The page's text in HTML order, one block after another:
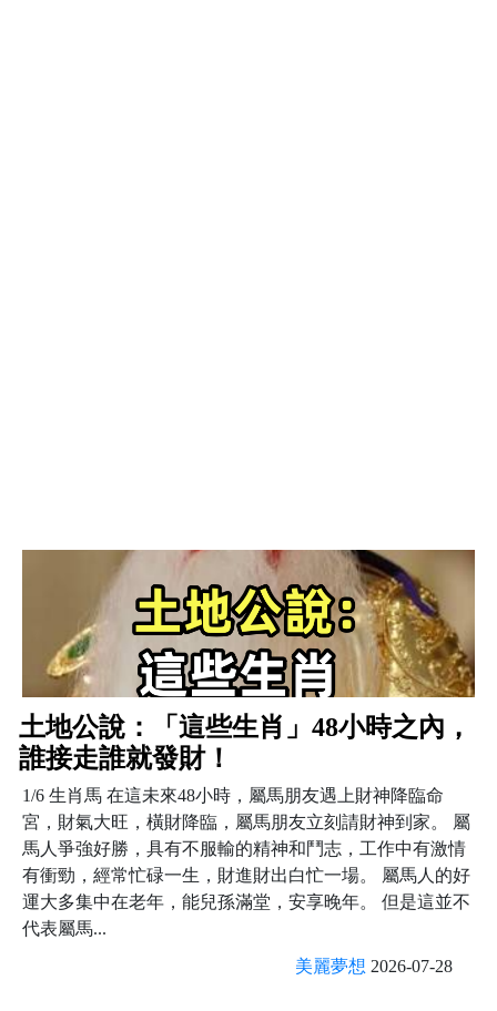
土地公說：「這些生肖」48小時之內，
誰接走誰就發財！
1/6 生肖馬 在這未來48小時，屬馬朋友遇上財神降臨命
宮，財氣大旺，橫財降臨，屬馬朋友立刻請財神到家。 屬
馬人爭強好勝，具有不服輸的精神和鬥志，工作中有激情
有衝勁，經常忙碌一生，財進財出白忙一場。 屬馬人的好
運大多集中在老年，能兒孫滿堂，安享晚年。 但是這並不
代表屬馬...
美麗夢想 2026-07-28